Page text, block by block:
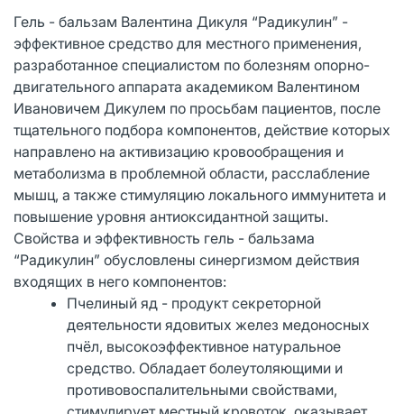
Гель - бальзам Валентина Дикуля “Радикулин” -
эффективное средство для местного применения,
разработанное специалистом по болезням опорно-
двигательного аппарата академиком Валентином
Ивановичем Дикулем по просьбам пациентов, после
тщательного подбора компонентов, действие которых
направлено на активизацию кровообращения и
метаболизма в проблемной области, расслабление
мышц, а также стимуляцию локального иммунитета и
повышение уровня антиоксидантной защиты.
Свойства и эффективность гель - бальзама
“Радикулин” обусловлены синергизмом действия
входящих в него компонентов:
Пчелиный яд - продукт секреторной
деятельности ядовитых желез медоносных
пчёл, высокоэффективное натуральное
средство. Обладает болеутоляющими и
противовоспалительными свойствами,